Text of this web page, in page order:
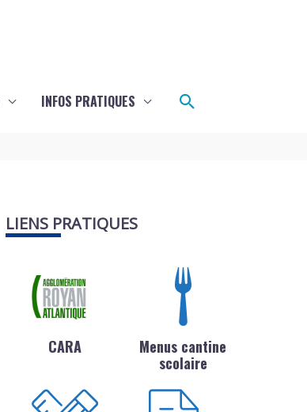
INFOS PRATIQUES Rechercher
LIENS PRATIQUES
CARA
Menus cantine
scolaire